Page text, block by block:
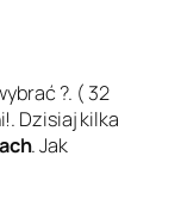
?. ( 32
Dzisiaj kilka
. Jak